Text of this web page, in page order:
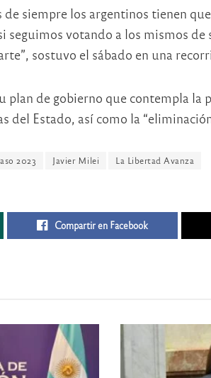
de siempre los argentinos tienen
votando a los mismos de
sostuvo el sábado en una
plan de gobierno que contempla
del Estado, así como la
2023 Javier Milei La Libertad Avanza
Compartir en Facebook